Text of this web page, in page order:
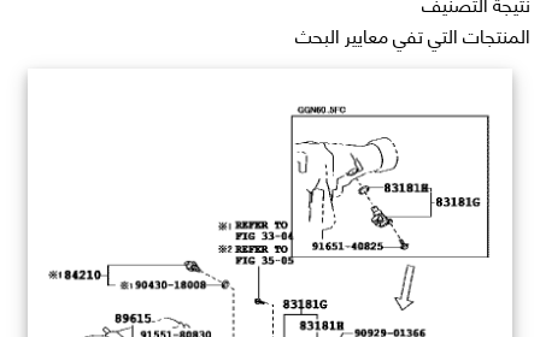
المنتجات التي تفي معايير البحث